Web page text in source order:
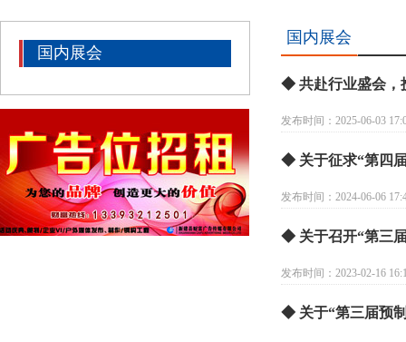
国内展会
国内展会
◆ 共赴行业盛会，
发布时间：2025-06-03
◆ 关于征求“第四
发布时间：2024-06-06
◆ 关于召开“第三
发布时间：2023-02-16
◆ 关于“第三届预